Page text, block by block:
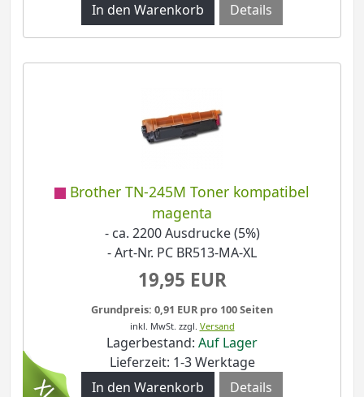
Details
Brother TN-245M Toner kompatibel
magenta
- ca. 2200 Ausdrucke (5%)
- Art-Nr. PC BR513-MA-XL
19,95 EUR
Grundpreis: 0,91 EUR pro 100 Seiten
inkl. MwSt. zzgl. Versand
Lagerbestand: Auf Lager
Lieferzeit: 1-3 Werktage
Details